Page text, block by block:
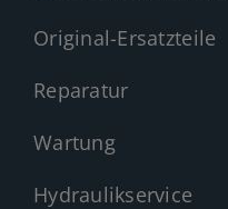
Original-Ersatzteile
Reparatur
Wartung
Hydraulikservice